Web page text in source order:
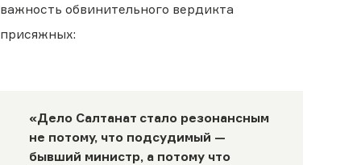
важность обвинительного вердикта
присяжных:
«Дело Салтанат стало резонансным
не потому, что подсудимый —
бывший министр, а потому что